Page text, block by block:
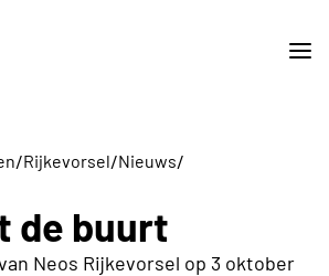
/Rijkevorsel/Nieuws/
de buurt
Neos Rijkevorsel op 3 oktober